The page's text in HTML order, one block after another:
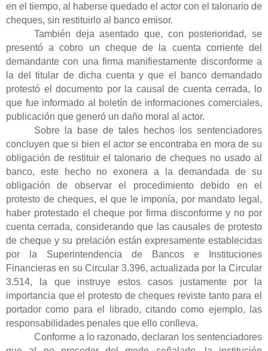
en el tiempo, al haberse quedado el actor con el talonario de
cheques, sin restituirlo al banco emisor.
También deja asentado que, con posterioridad, se
presentó a cobro un cheque de la cuenta corriente del
demandante con una firma manifiestamente disconforme a
la del titular de dicha cuenta y que el banco demandado
protestó el documento por la causal de cuenta cerrada, lo
que fue informado al boletín de informaciones comerciales,
publicación que generó un daño moral al actor.
Sobre la base de tales hechos los sentenciadores
concluyen que si bien el actor se encontraba en mora de su
obligación de restituir el talonario de cheques no usado al
banco, este hecho no exonera a la demandada de su
obligación de observar el procedimiento debido en el
protesto de cheques, el que le imponía, por mandato legal,
haber protestado el cheque por firma disconforme y no por
cuenta cerrada, considerando que las causales de protesto
de cheque y su prelación están expresamente establecidas
por la Superintendencia de Bancos e Instituciones
Financieras en su Circular 3.396, actualizada por la Circular
3.514, la que instruye estos casos justamente por la
importancia que el protesto de cheques reviste tanto para el
portador como para el librado, citando como ejemplo, las
responsabilidades penales que ello conlleva.
Conforme a lo razonado, declaran los sentenciadores